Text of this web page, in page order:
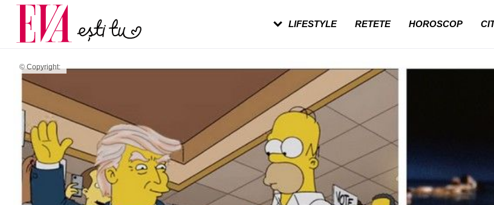
© Copyright:
LIFESTYLE RETETE HOROSCOP
Carieră
Actualitate
măsură ce înaintezi în vârstă
dureroasă este